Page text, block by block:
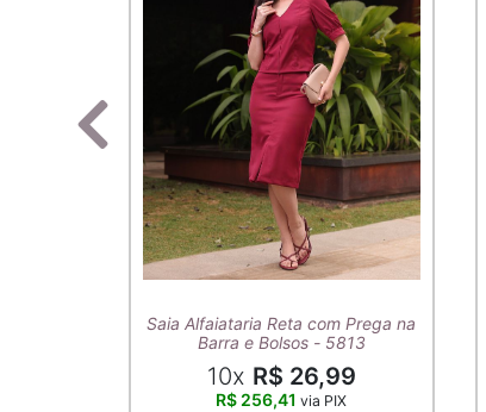
Saia Alfaiataria Reta com Prega na
Barra e Bolsos - 5813
10x R$ 26,99
R$ 256,41via PIX